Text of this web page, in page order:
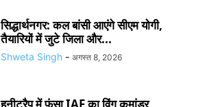
सिद्धार्थनगर: कल बांसी आएंगे सीएम योगी,
तैयारियों में जुटे जिला और...
Shweta Singh - अगस्त 8, 2026